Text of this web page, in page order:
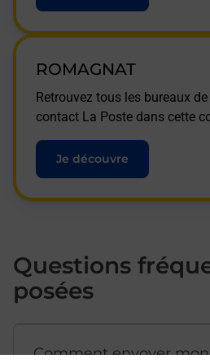
ROMAGNAT
Retrouvez tous les bureaux
contact La Poste dans cette
Je découvre
Questions
posées
Comment envoyer